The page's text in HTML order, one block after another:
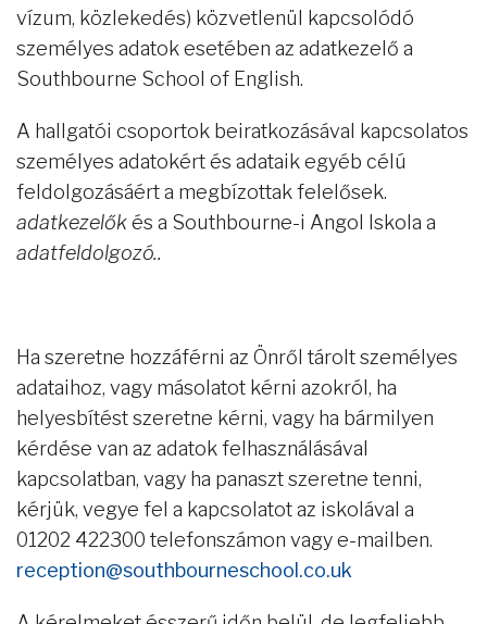
vízum, közlekedés) közvetlenül kapcsolódó
személyes adatok esetében az adatkezelő a
Southbourne School of English.
A hallgatói csoportok beiratkozásával kapcsolatos
személyes adatokért és adataik egyéb célú
feldolgozásáért a megbízottak felelősek.
adatkezelőkés a Southbourne-i Angol Iskola a
adatfeldolgozó..
Ha szeretne hozzáférni az Önről tárolt személyes
adataihoz, vagy másolatot kérni azokról, ha
helyesbítést szeretne kérni, vagy ha bármilyen
kérdése van az adatok felhasználásával
kapcsolatban, vagy ha panaszt szeretne tenni,
kérjük, vegye fel a kapcsolatot az iskolával a
01202 422300 telefonszámon vagy e-mailben.
reception@southbourneschool.co.uk